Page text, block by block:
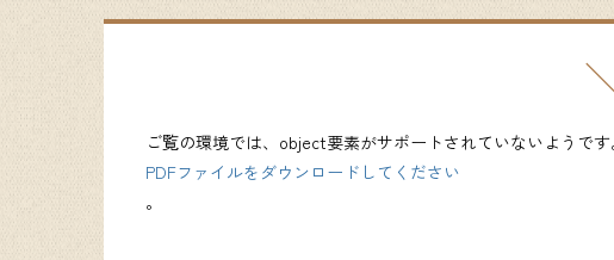
ご覧の環境では、object要素がサポートされていないようです
PDFファイルをダウンロードしてください
。